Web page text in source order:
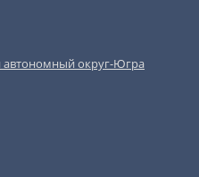
округ-Югра